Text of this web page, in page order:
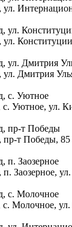
ул.
ул.
ул.
ул. Дмитрия
ул. Дмитрия
с. Уютное
с. Уютное, ул.
пр-т Победы
пр-т Победы, 85
п. Заозерное
п. Заозерное,
с. Молочное
Молочное,